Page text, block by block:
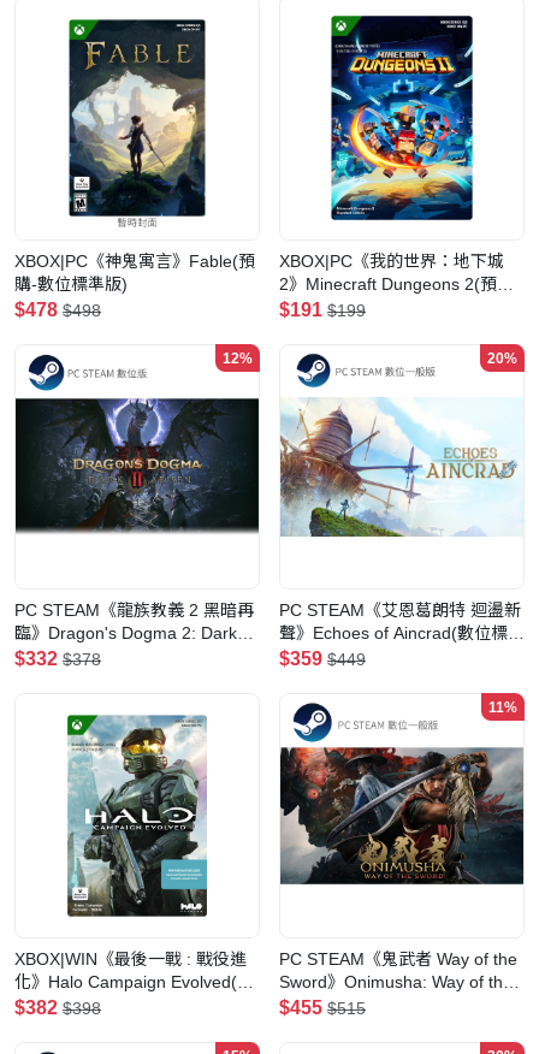
XBOX|PC《神鬼寓言》Fable(預
購-數位標準版)
$478 $498
XBOX|PC《我的世界：地下城
2》Minecraft Dungeons 2(預購-
數位標準版)
$191 $199
12%
PC STEAM《龍族教義 2 黑暗再
臨》Dragon's Dogma 2: Dark
Arisen(數位版)
$332 $378
20%
PC STEAM《艾恩葛朗特 迴盪新
聲》Echoes of Aincrad(數位標準
版)
$359 $449
XBOX|WIN《最後一戰 : 戰役進
化》Halo Campaign Evolved(預
購-數位標準版)
$382 $398
11%
PC STEAM《鬼武者 Way of the
Sword》Onimusha: Way of the
Sword(數位一般版)
$455 $515